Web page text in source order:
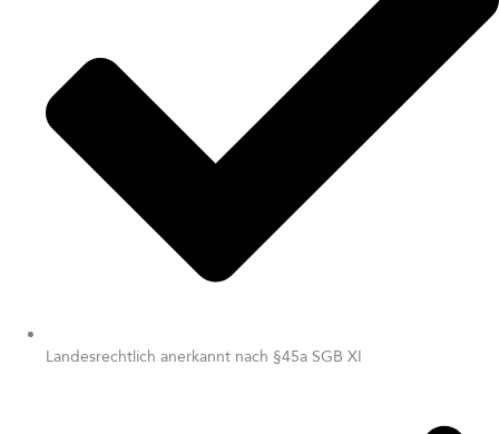
Landesrechtlich anerkannt nach §45a SGB XI